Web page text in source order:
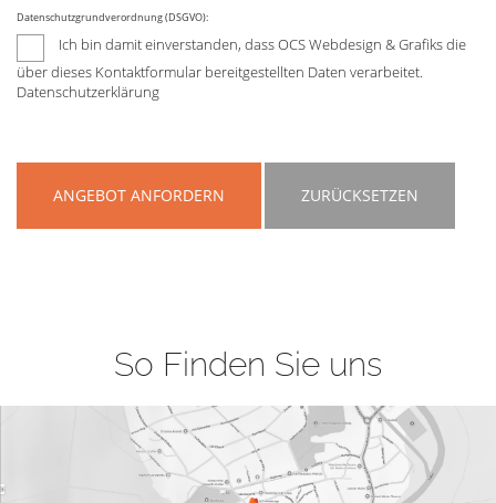
Datenschutzgrundverordnung (DSGVO):
Ich bin damit einverstanden, dass OCS Webdesign & Grafiks die
über dieses Kontaktformular bereitgestellten Daten verarbeitet.
Datenschutzerklärung
ANGEBOT ANFORDERN ZURÜCKSETZEN
So Finden Sie uns